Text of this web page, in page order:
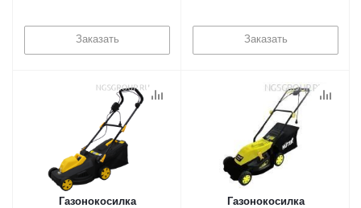
Заказать Заказать
Газонокосилка
Газонокосилка